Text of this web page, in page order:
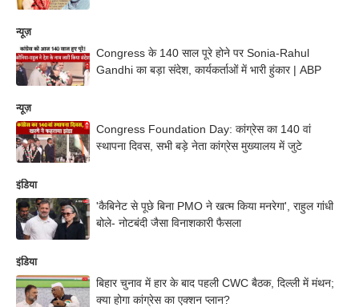
न्यूज़
Congress के 140 साल पूरे होने पर Sonia-Rahul
Gandhi का बड़ा संदेश, कार्यकर्ताओं में भारी हुंकार | ABP
न्यूज़
Congress Foundation Day: कांग्रेस का 140 वां
स्थापना दिवस, सभी बड़े नेता कांग्रेस मुख्यालय में जुटे
इंडिया
'कैबिनेट से पूछे बिना PMO ने खत्म किया मनरेगा', राहुल गांधी
बोले- नोटबंदी जैसा विनाशकारी फैसला
इंडिया
बिहार चुनाव में हार के बाद पहली CWC बैठक, दिल्ली में मंथन;
क्या होगा कांग्रेस का एक्शन प्लान?